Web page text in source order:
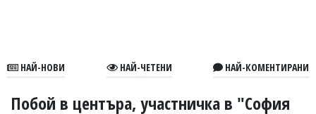
В
НАЙ-НОВИ НАЙ-ЧЕТЕНИ НАЙ-КОМЕНТИРАНИ
Побой в центъра, участничка в "София